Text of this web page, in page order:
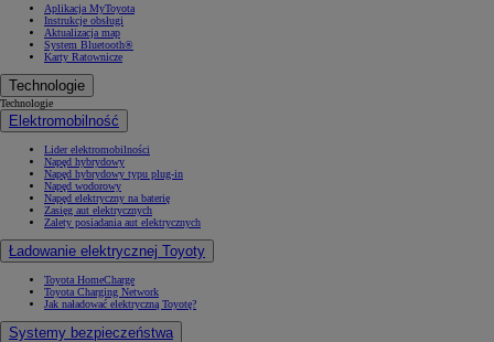
Aplikacja MyToyota
Instrukcje obsługi
Aktualizacja map
System Bluetooth®
Karty Ratownicze
Technologie
Technologie
Elektromobilność
Lider elektromobilności
Napęd hybrydowy
Napęd hybrydowy typu plug-in
Napęd wodorowy
Napęd elektryczny na baterię
Zasięg aut elektrycznych
Zalety posiadania aut elektrycznych
Ładowanie elektrycznej Toyoty
Toyota HomeCharge
Toyota Charging Network
Jak naładować elektryczną Toyotę?
Systemy bezpieczeństwa